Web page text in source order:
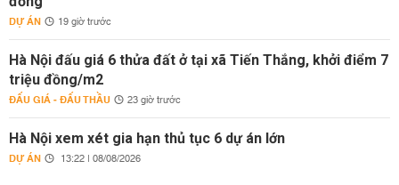
DỰ ÁN 19 giờ trước
Hà Nội đấu giá 6 thửa đất ở tại xã Tiến Thắng, khởi điểm 7
triệu đồng/m2
ĐẤU GIÁ - ĐẤU THẦU 23 giờ trước
Hà Nội xem xét gia hạn thủ tục 6 dự án lớn
DỰ ÁN 13:22 | 08/08/2026